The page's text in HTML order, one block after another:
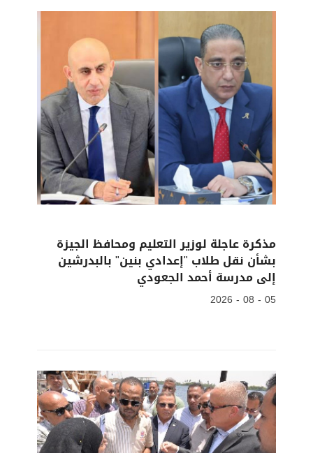
مذكرة عاجلة لوزير التعليم ومحافظ الجيزة
بشأن نقل طلاب "إعدادي بنين" بالبدرشين
إلى مدرسة أحمد الجعودي
05 - 08 - 2026